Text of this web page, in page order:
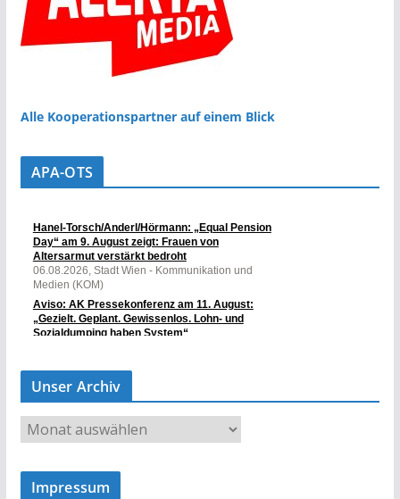
Alle Kooperationspartner auf einem Blick
APA-OTS
Unser Archiv
U
s
Impressum